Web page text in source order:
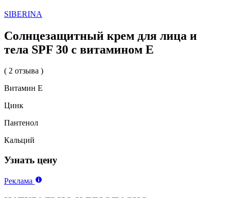
SIBERINA
Солнцезащитный крем для лица и
тела SPF 30 с витамином Е
( 2 отзыва )
Витамин Е
Цинк
Пантенол
Кальций
Узнать цену
Реклама